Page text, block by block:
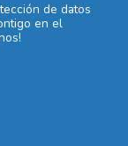
de datos
en el